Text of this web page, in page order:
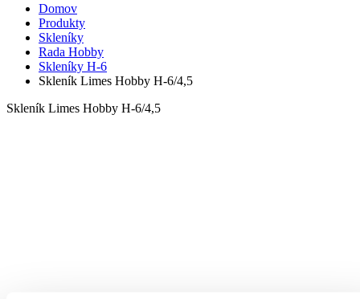
Domov
Produkty
Skleníky
Rada Hobby
Skleníky H-6
Skleník Limes Hobby H-6/4,5
Skleník Limes Hobby H-6/4,5